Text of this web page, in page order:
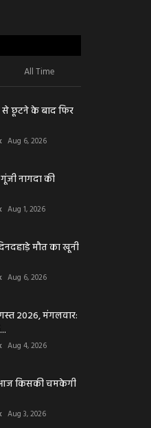
All Time
से छूटने के बाद फिर
Aug 6, 2026
नागदा की
Aug 1, 2026
मौत का खूनी
Aug 6, 2026
2026, मंगलवार:
Aug 4, 2026
किसकी चमकेगी
Aug 3, 2026